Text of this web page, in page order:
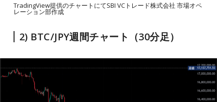
TradingView提供のチャートにてSBI VCトレード株式会社 市場オペ
レーション部作成
2) BTC/JPY週間チャート（30分足）